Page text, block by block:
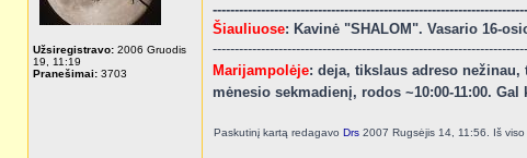
Užsiregistravo: 2006 Gruodis
19, 11:19
Pranešimai: 3703
Šiauliuose: Kavinė "SHALOM". Vasario 16-
Marijampolėje: deja, tikslaus adreso
mėnesio sekmadienį, rodos ~10:00-11:00.
Paskutinį kartą redagavo Drs 2007 Rugsėjis 14, 11:56. Iš